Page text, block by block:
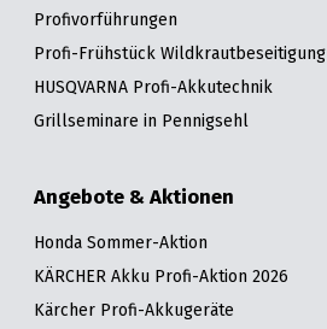
Profivorführungen
Profi-Frühstück Wildkrautbeseitigung
HUSQVARNA Profi-Akkutechnik
Grillseminare in Pennigsehl
Angebote & Aktionen
Honda Sommer-Aktion
KÄRCHER Akku Profi-Aktion 2026
Kärcher Profi-Akkugeräte